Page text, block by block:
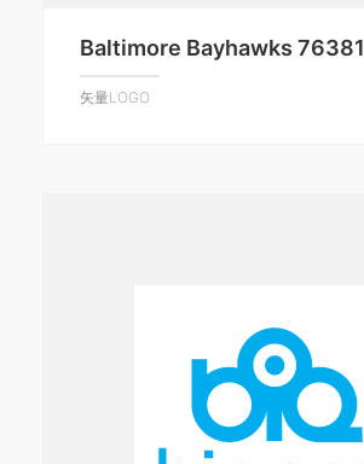
Baltimore Bayhawks 76381
矢量LOGO